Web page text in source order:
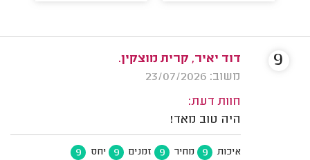
דוד יאיר, קרית מוצקין.
משוב: 23/07/2026
חוות דעת:
היה טוב מאד!
איכות 9 מחיר 9 זמנים 9 יחס 9
9